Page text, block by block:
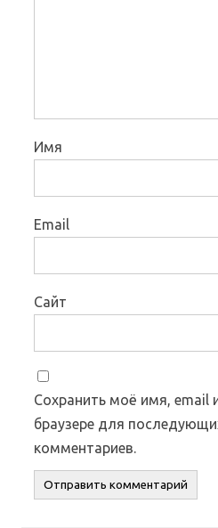
Имя
Email
Сайт
Сохранить моё имя, email
браузере для
комментариев.